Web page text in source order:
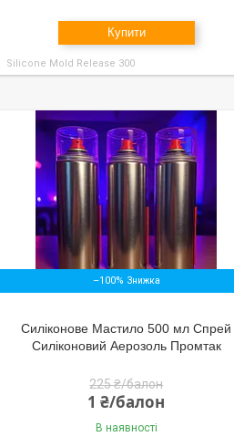
Купити
Silicone Mold Release 300
–100%
Силіконове Мастило 500 мл Спрей
Силіконовий Аерозоль Промтак
225 ₴/балон
1 ₴/балон
В наявності